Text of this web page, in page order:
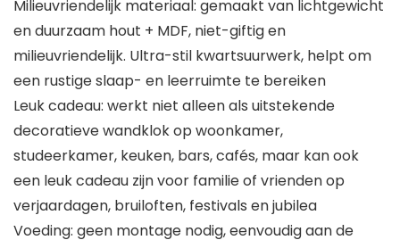
Milieuvriendelijk materiaal: gemaakt van lichtgewicht
en duurzaam hout + MDF, niet-giftig en
milieuvriendelijk. Ultra-stil kwartsuurwerk, helpt om
een rustige slaap- en leerruimte te bereiken
Leuk cadeau: werkt niet alleen als uitstekende
decoratieve wandklok op woonkamer,
studeerkamer, keuken, bars, cafés, maar kan ook
een leuk cadeau zijn voor familie of vrienden op
verjaardagen, bruiloften, festivals en jubilea
Voeding: geen montage nodig, eenvoudig aan de